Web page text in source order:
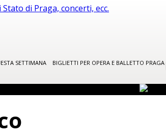
SETTIMANA BIGLIETTI PER OPERA E BALLETTO PRAGA